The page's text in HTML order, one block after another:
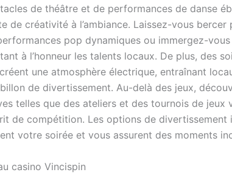
de théâtre et de performances de danse
de créativité à l’ambiance. Laissez-vous bercer
pop dynamiques ou immergez-
à l’honneur les talents locaux. De plus, des
une atmosphère électrique, entraînant
de divertissement. Au-delà des jeux,
telles que des ateliers et des tournois de jeux
de compétition. Les options de divertissement
votre soirée et vous assurent des moments
casino Vincispin